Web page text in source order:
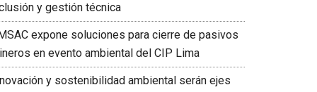
y gestión técnica
expone soluciones para cierre de pasivos
en evento ambiental del CIP Lima
y sostenibilidad ambiental serán ejes